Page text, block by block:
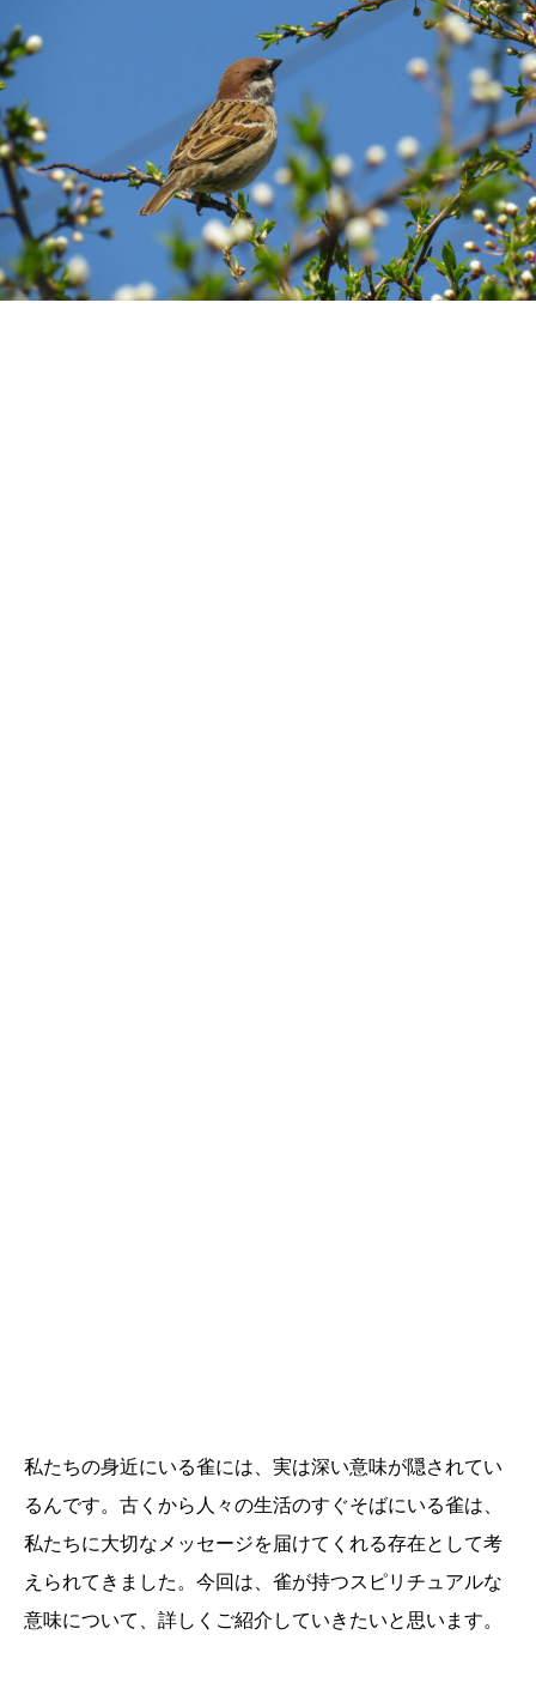
私たちの身近にいる雀には、実は深い意味が隠されてい
るんです。古くから人々の生活のすぐそばにいる雀は、
私たちに大切なメッセージを届けてくれる存在として考
えられてきました。今回は、雀が持つスピリチュアルな
意味について、詳しくご紹介していきたいと思います。